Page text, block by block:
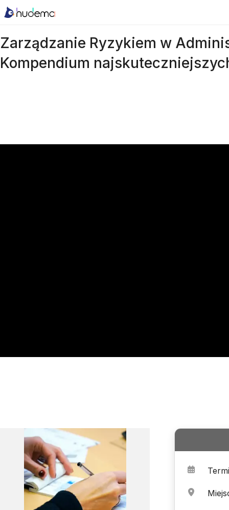
Zarządzanie Ryzykiem w
Kompendium